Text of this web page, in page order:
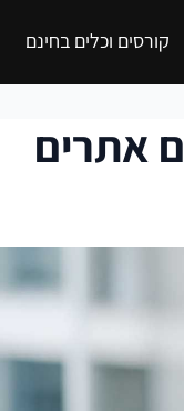
קורסים וכלים בחינם
אתרים